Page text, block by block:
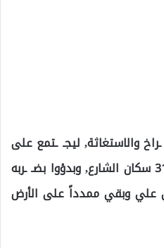
والاستغاثة, ليجـ ـتمع على
الباكستاني البالغ من العمر 31 سكان الشارع, وبدؤوا بضـ ـربه
علي وبقي ممدداً على الأرض